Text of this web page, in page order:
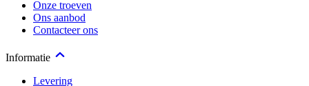
Onze troeven
Ons aanbod
Contacteer ons
Informatie
Levering